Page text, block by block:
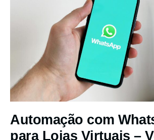
Automação com
para Lojas Virtuais –